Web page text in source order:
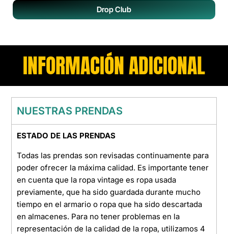
Drop Club
INFORMACIÓN ADICIONAL
NUESTRAS PRENDAS
ESTADO DE LAS PRENDAS
Todas las prendas son revisadas continuamente para
poder ofrecer la máxima calidad. Es importante tener
en cuenta que la ropa vintage es ropa usada
previamente, que ha sido guardada durante mucho
tiempo en el armario o ropa que ha sido descartada
en almacenes. Para no tener problemas en la
representación de la calidad de la ropa, utilizamos 4